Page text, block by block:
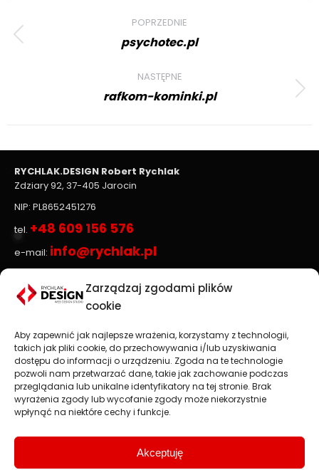
Zarządzaj zgodami plików
cookie
Aby zapewnić jak najlepsze wrażenia, korzystamy z technologii,
takich jak pliki cookie, do przechowywania i/lub uzyskiwania
dostępu do informacji o urządzeniu. Zgoda na te technologie
pozwoli nam przetwarzać dane, takie jak zachowanie podczas
przeglądania lub unikalne identyfikatory na tej stronie. Brak
wyrażenia zgody lub wycofanie zgody może niekorzystnie
wpłynąć na niektóre cechy i funkcje.
Akceptuję
navigation
POPRZEDNIE
Previous
psychotec.pl
NASTĘPNE
Next
rafkom-kominki.pl
RYCHLAK.DESIGN Robert Rychlak
Zdziary 92, 37-405 Jarocin
NIP: PL8652451276
tel. +48 609 156 576
e-mail: info@rychlak.pl
Strony www, sklepy internetowe
Projektowanie stron wwwjest głównym profilem
działalności firmyRYCHLAK.DESIGN. Tworzymy profesjonalne
strony www oraz sklepy internetowe zgodnie z najnowszymi
trendami na rynku.
Najważniejsza jest dla nas satysfakcja Klienta, dlatego każdy
projekt traktujemy jako wspaniałe wyzwanie.
Strony i sklepy internetowe: Stalowa Wola, Rzeszów, Przemyśl,
Jarosław, Nisko, Tarnobrzeg.